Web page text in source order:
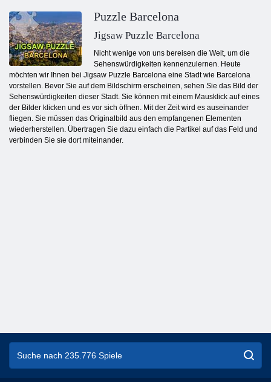
Puzzle Barcelona
Jigsaw Puzzle Barcelona
Nicht wenige von uns bereisen die Welt, um die
Sehenswürdigkeiten kennenzulernen. Heute
möchten wir Ihnen bei Jigsaw Puzzle Barcelona eine Stadt wie Barcelona
vorstellen. Bevor Sie auf dem Bildschirm erscheinen, sehen Sie das Bild der
Sehenswürdigkeiten dieser Stadt. Sie können mit einem Mausklick auf eines
der Bilder klicken und es vor sich öffnen. Mit der Zeit wird es auseinander
fliegen. Sie müssen das Originalbild aus den empfangenen Elementen
wiederherstellen. Übertragen Sie dazu einfach die Partikel auf das Feld und
verbinden Sie sie dort miteinander.